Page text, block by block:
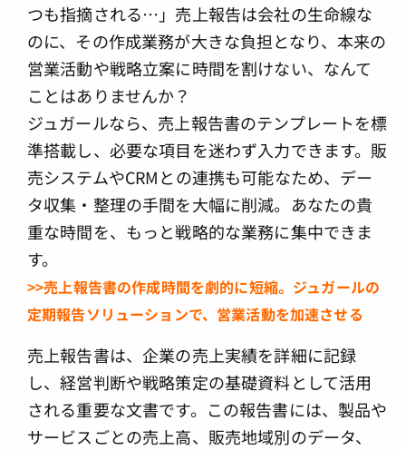
つも指摘される…」売上報告は会社の生命線な
のに、その作成業務が大きな負担となり、本来の
営業活動や戦略立案に時間を割けない、なんて
ことはありませんか？
ジュガールなら、売上報告書のテンプレートを標
準搭載し、必要な項目を迷わず入力できます。販
売システムやCRMとの連携も可能なため、デー
タ収集・整理の手間を大幅に削減。あなたの貴
重な時間を、もっと戦略的な業務に集中できま
す。
>>売上報告書の作成時間を劇的に短縮。ジュガールの
定期報告ソリューションで、営業活動を加速させる
売上報告書は、企業の売上実績を詳細に記録
し、経営判断や戦略策定の基礎資料として活用
される重要な文書です。この報告書には、製品や
サービスごとの売上高、販売地域別のデータ、